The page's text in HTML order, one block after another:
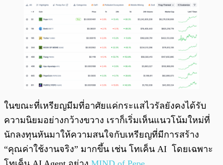
ในขณะที่เหรียญมีมที่อาศัยแค่กระแสไวรัลยังคงได้รับ
ความนิยมอย่างกว้างขวาง เราก็เริ่มเห็นแนวโน้มใหม่ที่
นักลงทุนหันมาให้ความสนใจกับเหรียญที่มีการสร้าง
“คุณค่าใช้งานจริง” มากขึ้น เช่น โทเค็น AI โดยเฉพาะ